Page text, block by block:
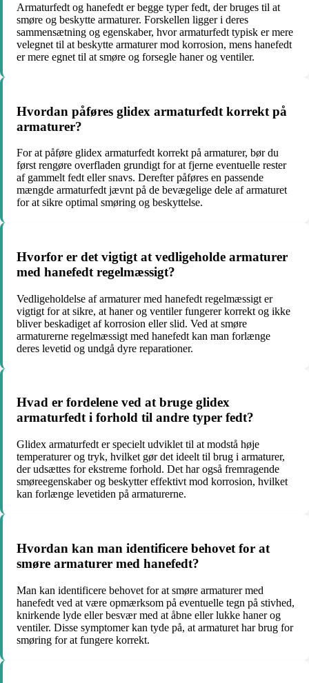
Armaturfedt og hanefedt er begge typer fedt, der bruges til at
smøre og beskytte armaturer. Forskellen ligger i deres
sammensætning og egenskaber, hvor armaturfedt typisk er mere
velegnet til at beskytte armaturer mod korrosion, mens hanefedt
er mere egnet til at smøre og forsegle haner og ventiler.
Hvordan påføres glidex armaturfedt korrekt på
armaturer?
For at påføre glidex armaturfedt korrekt på armaturer, bør du
først rengøre overfladen grundigt for at fjerne eventuelle rester
af gammelt fedt eller snavs. Derefter påføres en passende
mængde armaturfedt jævnt på de bevægelige dele af armaturet
for at sikre optimal smøring og beskyttelse.
Hvorfor er det vigtigt at vedligeholde armaturer
med hanefedt regelmæssigt?
Vedligeholdelse af armaturer med hanefedt regelmæssigt er
vigtigt for at sikre, at haner og ventiler fungerer korrekt og ikke
bliver beskadiget af korrosion eller slid. Ved at smøre
armaturerne regelmæssigt med hanefedt kan man forlænge
deres levetid og undgå dyre reparationer.
Hvad er fordelene ved at bruge glidex
armaturfedt i forhold til andre typer fedt?
Glidex armaturfedt er specielt udviklet til at modstå høje
temperaturer og tryk, hvilket gør det ideelt til brug i armaturer,
der udsættes for ekstreme forhold. Det har også fremragende
smøreegenskaber og beskytter effektivt mod korrosion, hvilket
kan forlænge levetiden på armaturerne.
Hvordan kan man identificere behovet for at
smøre armaturer med hanefedt?
Man kan identificere behovet for at smøre armaturer med
hanefedt ved at være opmærksom på eventuelle tegn på stivhed,
knirkende lyde eller besvær med at åbne eller lukke haner og
ventiler. Disse symptomer kan tyde på, at armaturet har brug for
smøring for at fungere korrekt.